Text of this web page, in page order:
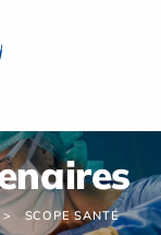
SCOPE SANTÉ